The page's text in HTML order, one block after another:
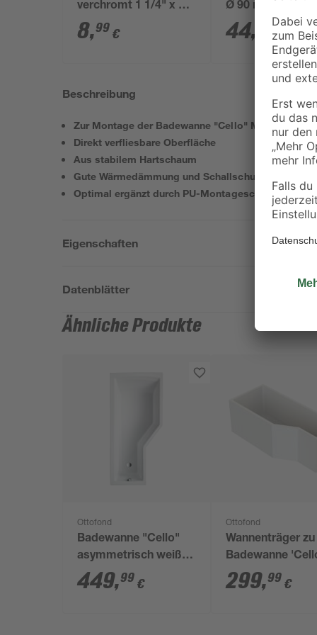
verchromt 1 1/4" x 32
mm
8,99 €
Ø 90 mm
44, €
Beschreibung
Zur Montage der Badewanne "Cello" Modell A
Direkt verfliesbare Oberfläche
Aus stabilem Hartschaum
Gute Wärmedämmung und Schallschutz
Optimal ergänzt durch PU-Montageschaum
Eigenschaften
Datenblätter
Ähnliche Produkte
Ottofond
Badewanne "Cello"
asymmetrisch weiß
170 x 80 cm Modell A
449,99 €
Ottofond
Wannenträger zu
Badewanne
Modell B 150'
299,99 €